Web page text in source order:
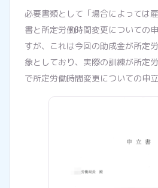
必要書類として「場合によっては
書と所定労働時間変更についての
すが、これは今回の助成金が所定
象としており、実際の訓練が所定
で所定労働時間変更についての申